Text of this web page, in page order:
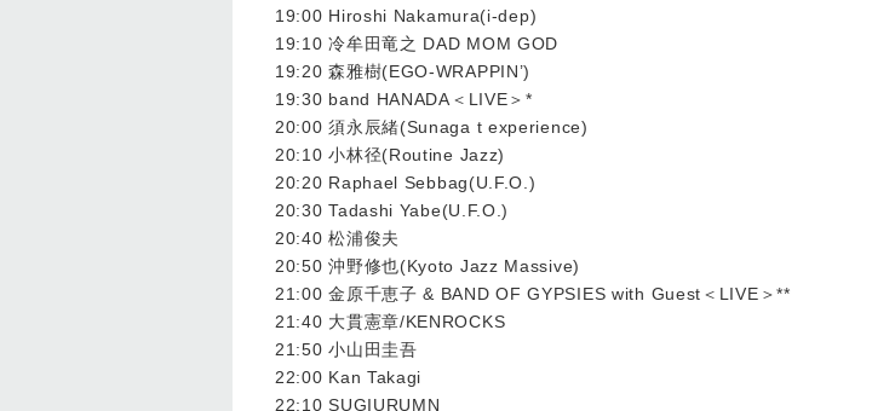
19:00 Hiroshi Nakamura(i-dep)
19:10 冷牟田竜之 DAD MOM GOD
19:20 森雅樹(EGO-WRAPPIN’)
19:30 band HANADA＜LIVE＞*
20:00 須永辰緒(Sunaga t experience)
20:10 小林径(Routine Jazz)
20:20 Raphael Sebbag(U.F.O.)
20:30 Tadashi Yabe(U.F.O.)
20:40 松浦俊夫
20:50 沖野修也(Kyoto Jazz Massive)
21:00 金原千恵子 & BAND OF GYPSIES with Guest＜LIVE＞**
21:40 大貫憲章/KENROCKS
21:50 小山田圭吾
22:00 Kan Takagi
22:10 SUGIURUMN